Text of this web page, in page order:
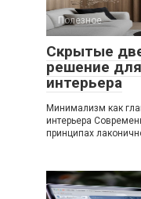
Полезное
Скрытые
решение
интерьера
Минимализм как
интерьера
принципах